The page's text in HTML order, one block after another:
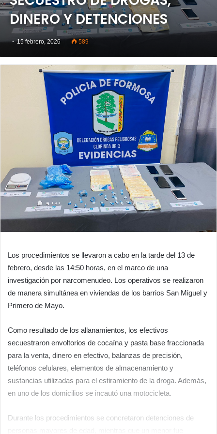
DINERO Y DETENCIONES
15 febrero, 2026 589
Los procedimientos se llevaron a cabo en la tarde del 13 de
febrero, desde las 14:50 horas, en el marco de una
investigación por narcomenudeo. Los operativos se realizaron
de manera simultánea en viviendas de los barrios San Miguel y
Primero de Mayo.
Como resultado de los allanamientos, los efectivos
secuestraron envoltorios de cocaína y pasta base fraccionada
para la venta, dinero en efectivo, balanzas de precisión,
teléfonos celulares, elementos de almacenamiento y
sustancias utilizadas para el estiramiento de la droga. Además,
en uno de los domicilios se incautó una motocicleta.
Durante los procedimientos se concretaron detenciones de